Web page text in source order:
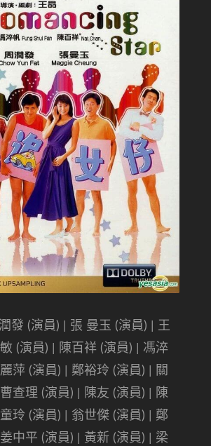
發 (演員) | 張 曼玉 (演員) | 王
(演員) | 陳百祥 (演員) | 馮淬
萍 (演員) | 鄭裕玲 (演員) | 關
查理 (演員) | 陳友 (演員) | 陳
玲 (演員) | 翁世傑 (演員) | 鄭
中平 (演員) | 黃新 (演員) | 梁